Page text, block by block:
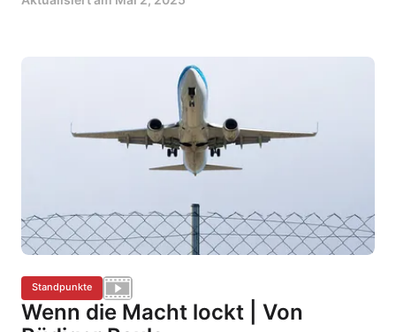
Standpunkte
Wenn die Macht lockt | Von